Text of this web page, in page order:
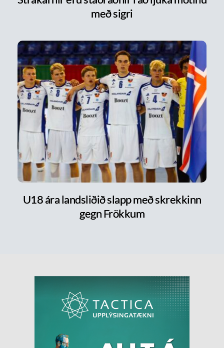
með sigri
U18 ára landsliðið slapp með skrekkinn
gegn Frökkum